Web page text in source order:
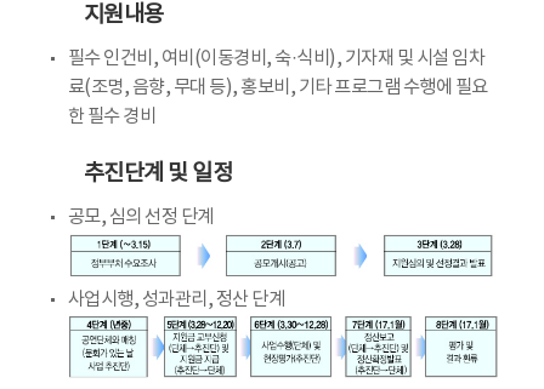
지원내용
필수 인건비, 여비(이동경비, 숙·식비), 기자재 및 시설 임차
료(조명, 음향, 무대 등), 홍보비, 기타 프로그램 수행에 필요
한 필수 경비
추진단계 및 일정
공모, 심의 선정 단계
사업시행, 성과관리, 정산 단계